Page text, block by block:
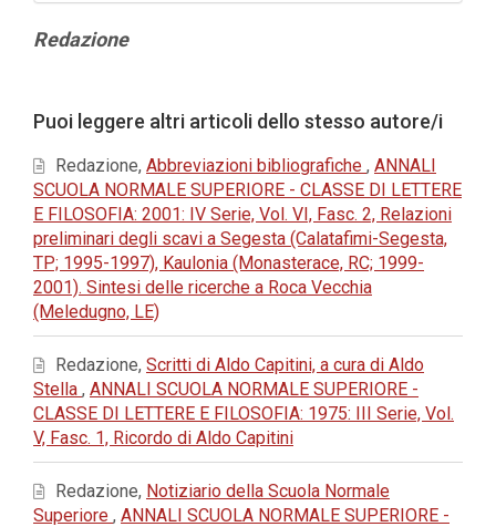
Contenuto
Redazione
dell'articolo
Puoi leggere altri articoli dello stesso autore/i
Redazione, Abbreviazioni bibliografiche , ANNALI
SCUOLA NORMALE SUPERIORE - CLASSE DI LETTERE
E FILOSOFIA: 2001: IV Serie, Vol. VI, Fasc. 2, Relazioni
preliminari degli scavi a Segesta (Calatafimi-Segesta,
TP; 1995-1997), Kaulonia (Monasterace, RC; 1999-
2001). Sintesi delle ricerche a Roca Vecchia
(Meledugno, LE)
Redazione, Scritti di Aldo Capitini, a cura di Aldo
Stella , ANNALI SCUOLA NORMALE SUPERIORE -
CLASSE DI LETTERE E FILOSOFIA: 1975: III Serie, Vol.
V, Fasc. 1, Ricordo di Aldo Capitini
Redazione, Notiziario della Scuola Normale
Superiore , ANNALI SCUOLA NORMALE SUPERIORE -